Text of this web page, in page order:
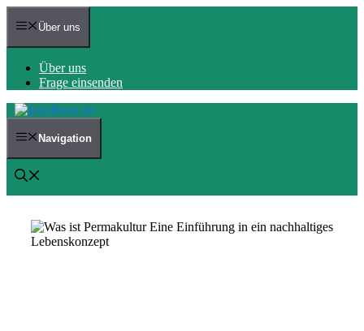
Zum
Inhalt Über uns
Über uns
Frage einsenden
Navigation